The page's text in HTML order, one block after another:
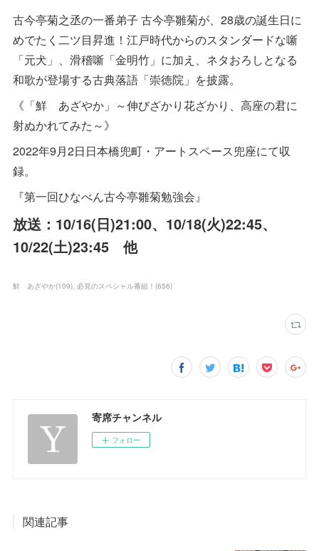
古今亭菊之丞の一番弟子 古今亭雛菊が、28歳の誕生日に
めでたく二ツ目昇進！江戸時代からのスタンダードな噺
「元犬」、滑稽噺「金明竹」に加え、ネタおろしとなる
和歌が登場する古典落語「崇徳院」を披露。
《「鮮 あざやか」～伸びざかり花ざかり、高座の君に
射ぬかれてみた～》
2022年9月2日日本橋兜町・アートスペース兜座にて収
録。
『第一回ひなべん古今亭雛菊勉強会』
放送：10/16(日)21:00、10/18(火)22:45、
10/22(土)23:45 他
鮮 あざやか(109) 必見のスペシャル番組！ (656)
寄席チャンネル
フォロー
関連記事